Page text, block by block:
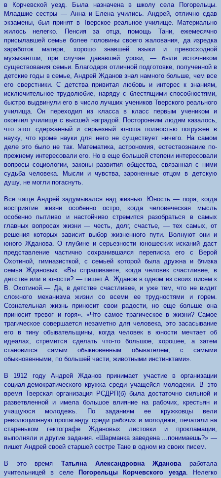
в Корчевской уезд. Была назначена в школу села Погорельцы.
Младшие сестры — Анна и Елена учились. Андрей, отлично сдав
экзамены, был принят в Тверское реальное училище. Материально
жилось нелегко. Пенсия за отца, помощь Тани, ежемесячно
присылавшей семье более половины своего жалования, да изредка
заработок матери, хорошо знавшей языки и превосходной
музыкантши, при случае дававшей уроки, — были источником
существования семьи. Благодаря отличной подготовке, полученной в
детские годы в семье, Андрей Жданов знал намного больше, чем все
его сверстники. С детства привитая любовь и интерес к знаниям,
исключительное трудолюбие, наряду с блестящими способностями,
быстро выдвинули его в число лучших учеников Тверского реального
училища. Он переходил из класса в класс первым учеником и
окончил училище с высшей наградой. Посторонним людям казалось,
что этот сдержанный и серьезный юноша полностью погружен в
науку, что кроме науки для него не существует ничего. На самом
деле это было не так. Математика, астрономия, естествознание по-
прежнему интересовали его. Но в еще большей степени интересовали
вопросы социологии, законы развития общества, связанная с ними
судьба человека. Мысли и чувства, зароненные отцом в детскую
душу, не могли погаснуть.
Все чаще Андрей задумывался над жизнью. Юность — пора, когда
восприятие жизни особенно остро, когда человеческая мысль
особенно пытливо и настойчиво стремится разобраться в самых
главных вопросах жизни — честь, долг, счастье, — тех самых, oт
решения которых зависит выбор жизненного пути. Волнуют они и
юного Жданова. О глубине и серьезности юношеских исканий даст
представление частично сохранившаяся переписка его с Верой
Охотиной, гимназисткой, с семьей которой была дружна и близка
семья Ждановых. «Вы спрашиваете, когда человек счастливее, в
детстве или в юности? — пишет А. Жданов в одном из своих писем к
В. Охотиной.— Да, в детстве счастливее, и уже тем, что не видит
сложного механизма жизни со всеми ее трудностями и горем.
Сознательная жизнь приносит свои радости, но еще больше она
приносит тревог и горя». «Что самое трагическое в жизни? Самое
трагическое совершается незаметно для человека, это засасывание
его в тину обывательщины, когда человек в юности мечтает об
идеалах, стремится сделать что-то большое, хорошее, а затем
становится самым обыкновенным обывателем, с самыми
обыкновенными, по большей части, животными инстинктами».
В 1912 году Андрей Жданов принимает участие в организации
социал-демократического кружка среди учащейся молодежи. В это
время Тверская организация РСДРП(б) была достаточно сильной и
разветвленной и имела большое влияние на рабочих, крестьян и
учащуюся молодежь. По заданиям ее кружковцы вели
революционную пропаганду среди рабочих и молодежи, печатали на
стареньком гектографе Ждановых листовки и прокламации,
выполняли и другие задания. «Шарманка заведена ...понимаешь?» —
пишет Андрей своей старшей сестре Тане в одном из своих писем.
В это время Татьяна Александровна Ждановаработала
учительницей в селе
Погорельцы Корчевского уезда. Нелегко